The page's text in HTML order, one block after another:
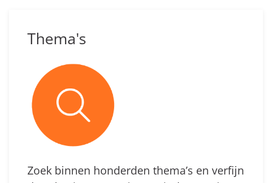
Thema's
Zoek binnen honderden thema’s en verfijn